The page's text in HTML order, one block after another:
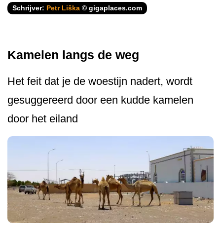
Schrijver: Petr Liška © gigaplaces.com
Kamelen langs de weg
Het feit dat je de woestijn nadert, wordt
gesuggereerd door een kudde kamelen
door het eiland